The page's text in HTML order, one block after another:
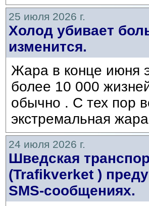
25 июля 2026 г.
Холод убивает
изменится.
Жара в конце июня
более 10 000
обычно . С тех пор
экстремальная
24 июля 2026 г.
Шведская
(Trafikverket )
SMS-сообщениях.